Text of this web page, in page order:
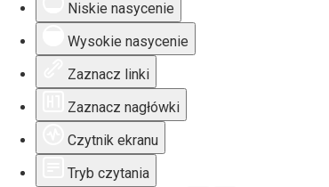
Niskie nasycenie
Wysokie nasycenie
Zaznacz linki
Zaznacz nagłówki
Czytnik ekranu
Tryb czytania